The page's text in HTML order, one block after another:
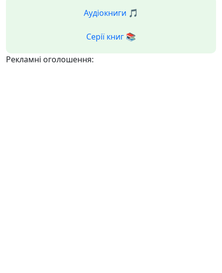
Аудіокниги 🎵
Серії книг 📚
Рекламні оголошення: